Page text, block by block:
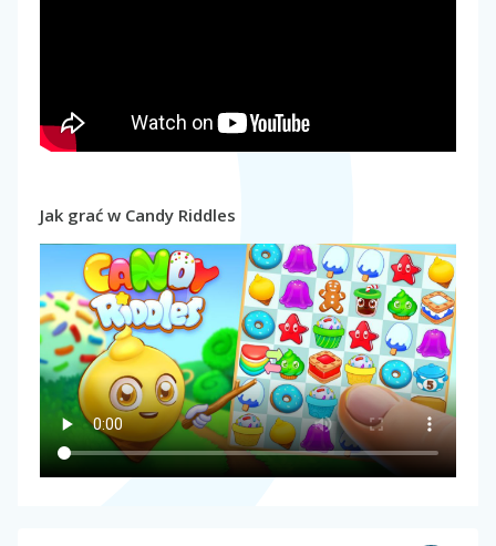
Jak grać w Candy Riddles